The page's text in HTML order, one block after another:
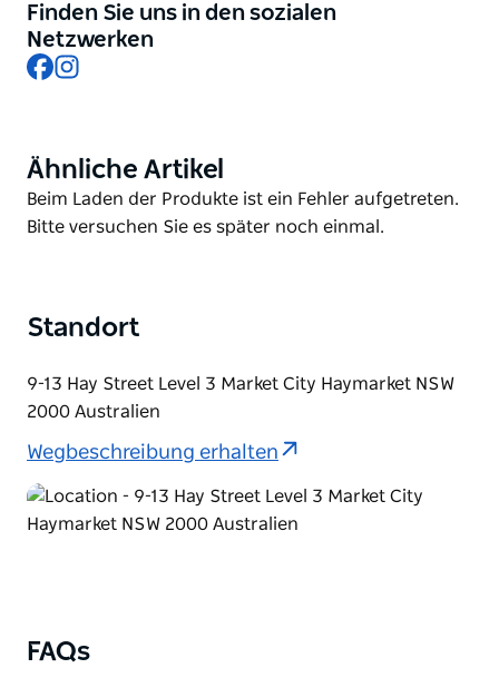
Das Eight ist bekannt für sein exzellentes Yum Cha,
und mit einer Kapazität von 750 Personen ist das
Finden Sie uns in den sozialen
Netzwerken
Facebook
Product
List
Ähnliche Artikel
Product
List
Beim Laden der Produkte ist ein Fehler aufgetreten.
Bitte versuchen Sie es später noch einmal.
Standort
9-13 Hay Street Level 3 Market City Haymarket NSW
2000 Australien
Wegbeschreibung erhalten
FAQs